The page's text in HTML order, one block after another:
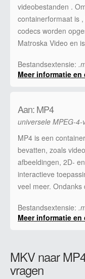
videobestanden .
containerformaat is
codecs worden
Matroska Video en
Bestandsextensie:
Meer informatie
Aan: MP4
universele MPEG-
MP4 is een
bevatten, zoals
afbeeldingen, 2D-
interactieve
veel meer.
Bestandsextensie:
Meer informatie
MKV naar
vragen